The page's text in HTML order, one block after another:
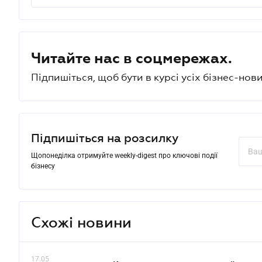
Читайте нас в соцмережах.
Підпишіться, щоб бути в курсі усіх бізнес-
Підпишіться на розсилку
Щопонеділка отримуйте weekly-digest про ключові події
бізнесу
Схожі новини
17.05